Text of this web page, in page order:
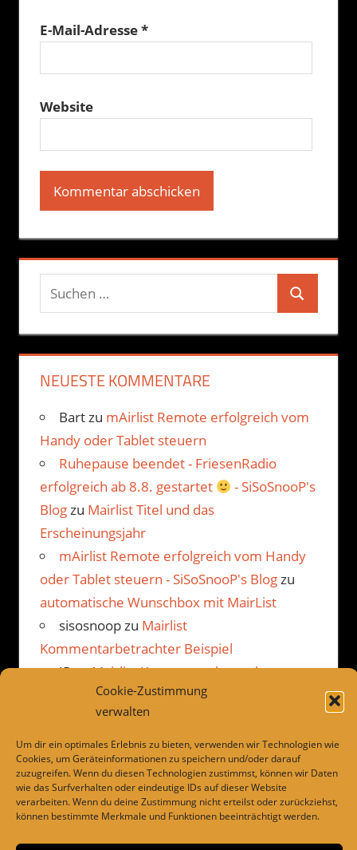
Cookie-Zustimmung
verwalten
Um dir ein optimales Erlebnis zu bieten, verwenden wir Technologien wie
Cookies, um Geräteinformationen zu speichern und/oder darauf
zuzugreifen. Wenn du diesen Technologien zustimmst, können wir Daten
wie das Surfverhalten oder eindeutige IDs auf dieser Website
verarbeiten. Wenn du deine Zustimmung nicht erteilst oder zurückziehst,
können bestimmte Merkmale und Funktionen beeinträchtigt werden.
E-Mail-Adresse*
Website
Suchen
nach:
Suchen
NEUESTE KOMMENTARE
Bartzu mAirlist Remote erfolgreich vom
Handy oder Tablet steuern
Ruhepause beendet - FriesenRadio
erfolgreich ab 8.8. gestartet
- SiSoSnooP's
Blogzu Mairlist Titel und das
Erscheinungsjahr
mAirlist Remote erfolgreich vom Handy
oder Tablet steuern - SiSoSnooP's Blogzu
automatische Wunschbox mit MairList
sisosnoopzu Mairlist
Kommentarbetrachter Beispiel
JPzuMairlist Kommentarbetrachter
LINKS
Dies und das